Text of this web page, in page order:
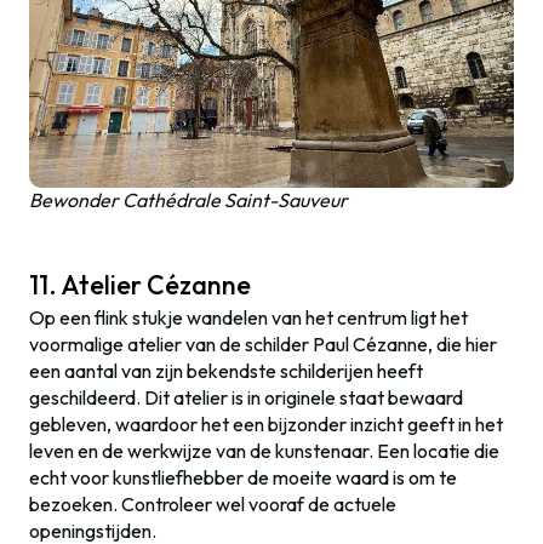
Bewonder Cathédrale Saint-Sauveur
11. Atelier Cézanne
Op een flink stukje wandelen van het centrum ligt het
voormalige atelier van de schilder Paul Cézanne, die hier
een aantal van zijn bekendste schilderijen heeft
geschildeerd. Dit atelier is in originele staat bewaard
gebleven, waardoor het een bijzonder inzicht geeft in het
leven en de werkwijze van de kunstenaar. Een locatie die
echt voor kunstliefhebber de moeite waard is om te
bezoeken. Controleer wel vooraf de actuele
openingstijden.